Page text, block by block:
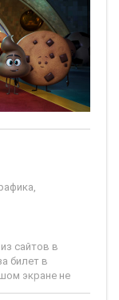
сайтов в
билет в
экране не